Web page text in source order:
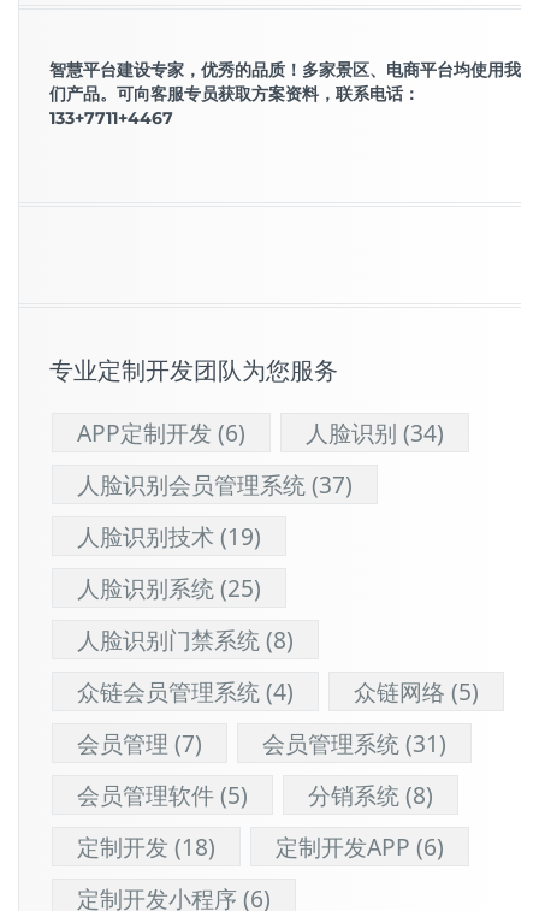
智慧平台建设专家，优秀的品质！多家景区、电商平台均使用我
们产品。可向客服专员获取方案资料，联系电话：
133+7711+4467
专业定制开发团队为您服务
APP定制开发 (6) 人脸识别 (34)
人脸识别会员管理系统(37)
人脸识别技术(19)
人脸识别系统(25)
人脸识别门禁系统(8)
众链会员管理系统(4) 众链网络 (5)
会员管理 (7) 会员管理系统(31)
会员管理软件(5) 分销系统(8)
定制开发 (18) 定制开发APP (6)
定制开发小程序(6)